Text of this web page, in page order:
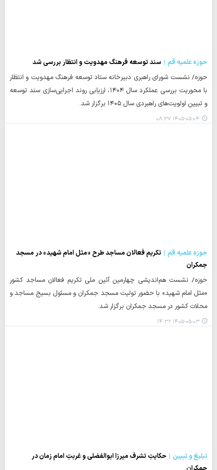
حوزه علمیه قم
سند توسعه فرهنگ مهدویت و انتظار بررسی شد
حوزه/ نشست شورای راهبری دبیرخانه ستاد توسعه فرهنگ مهدویت و انتظار
با محوریت بررسی عملکرد سال ۱۴۰۴، ارزیابی روند اجرایی‌سازی سند توسعه
و تبیین اولویت‌های راهبردی سال ۱۴۰۵ برگزار شد.
۱۴۰۵-۰۵-۰۴ ۰۸:۳۷
حوزه علمیه قم
تکریم فعالان مساجد طرح «مثل امام شهید» در مسجد
جمکران
حوزه/ نشست هم‌اندیشی چهارمین آئین ملی تکریم فعالان مساجد کشور
«مثل امام شهید» با حضور تولیت مسجد جمکران و مسئول بسیج مساجد و
محلات کشور در مسجد جمکران برگزار شد.
۱۴۰۵-۰۵-۰۳ ۱۴:۳۲
تبلیغ و تبیین
حکایتِ تشرف میرزا ابوالفضلی و غربتِ امام زمان در